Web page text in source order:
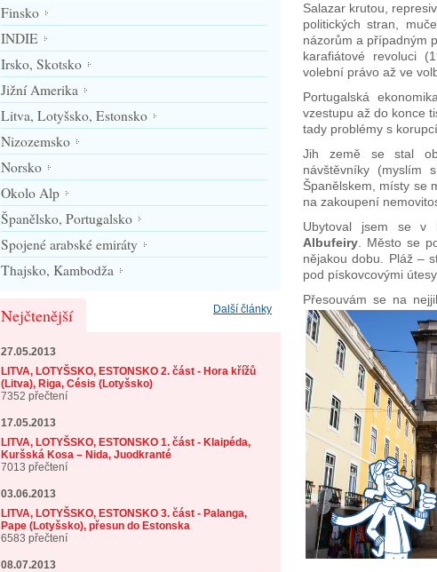
Finsko
INDIE
Irsko, Skotsko
Jižní Amerika
Litva, Lotyšsko, Estonsko
Nizozemsko
Norsko
Okolo Alp
Španělsko, Portugalsko
Spojené arabské emiráty
Thajsko, Kambodža
Další články
Nejčtenější
27.05.2013
LITVA, LOTYŠSKO, ESTONSKO 2. část - Hora křížů
(Litva), Riga, Césis (Lotyšsko)
7352 přečtení
17.05.2013
LITVA, LOTYŠSKO, ESTONSKO 1. část - Klaipéda,
Kuršská Kosa – Nida, Juodkranté
7013 přečtení
03.06.2013
LITVA, LOTYŠSKO, ESTONSKO 3. část - Palanga,
Pape (Lotyšsko), přesun do Estonska
6583 přečtení
08.07.2013
Salazar krutou,
politických stran,
názorům a případným
karafiátové revoluci
volební právo až ve
Portugalská
vzestupu až do konce
tady problémy s
Jih země se stal
návštěvníky (myslím
Španělskem, místy se
na zakoupení
Ubytoval jsem se v
Albufeiry . Město se
nějakou dobu. Pláž –
pod pískovcovými
Přesouvám se na